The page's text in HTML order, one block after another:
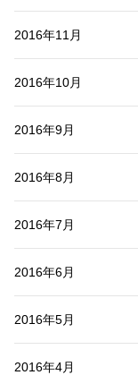
2016年11月
2016年10月
2016年9月
2016年8月
2016年7月
2016年6月
2016年5月
2016年4月